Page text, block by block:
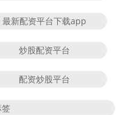
最新配资平台下载app
炒股配资平台
配资炒股平台